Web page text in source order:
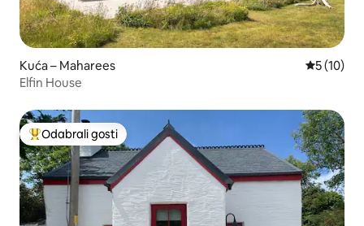
Kuća – Maharees Prosječna
5 (10)
Elfin House
Među najviše rangiranima s oznakom „Odabrali gosti”
Odabrali gosti